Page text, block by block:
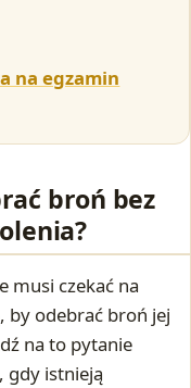
na egzamin
broń bez
musi czekać na
by odebrać broń jej
na to pytanie
gdy istnieją